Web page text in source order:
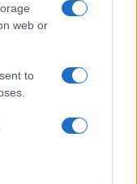
web or
to